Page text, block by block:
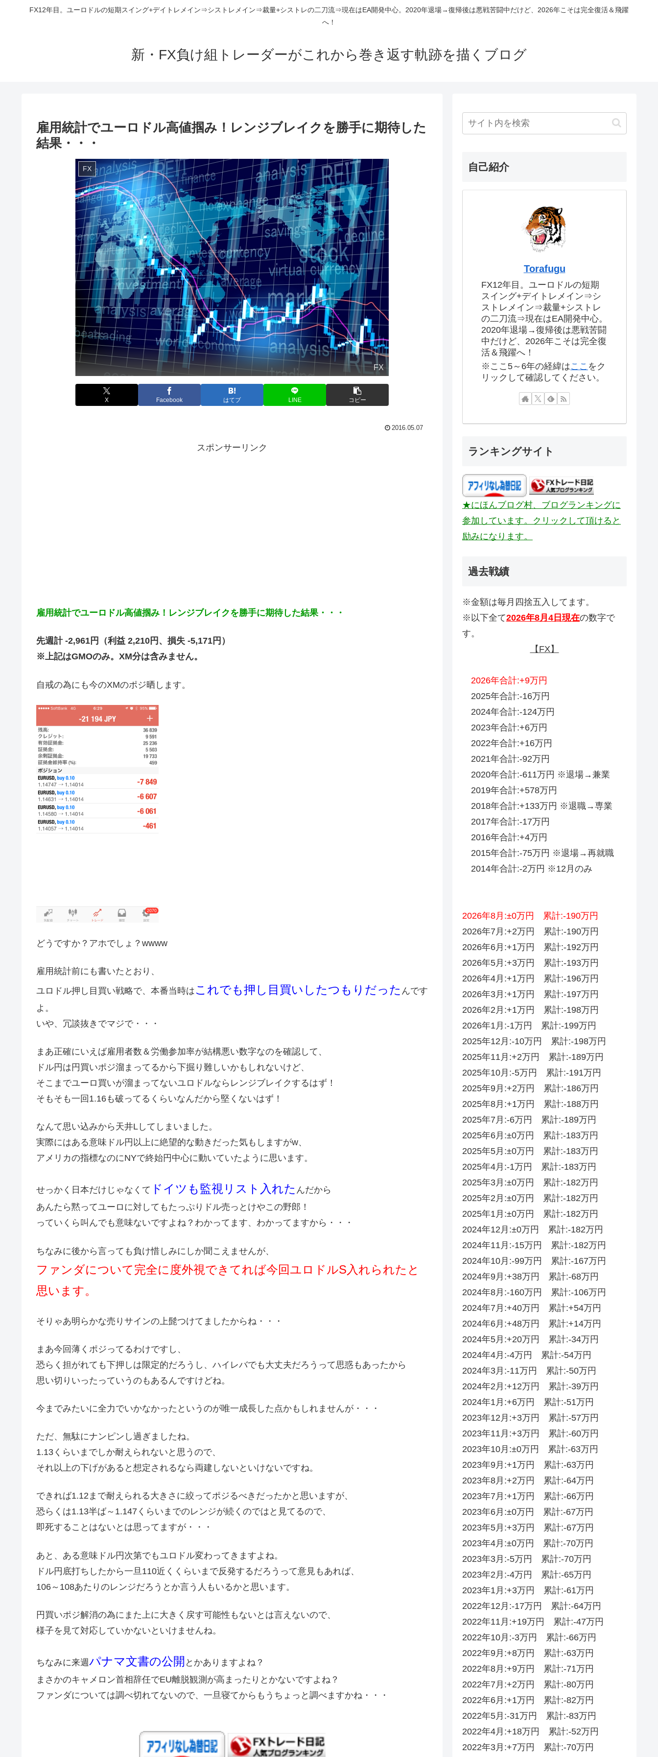
FX12年目。ユーロドルの短期スイング+デイトレメイン⇒シストレメイン⇒裁量+シストレの二刀流⇒現在はEA開発中心。2020年退場→復帰後は悪戦苦闘中だけど、2026年こそは完全復活＆飛躍
へ！
新・FX負け組トレーダーがこれから巻き返す軌跡を描くブログ
雇用統計でユーロドル高値掴み！レンジブレイクを勝手に期待した
結果・・・
FX
FX
X Facebook はてブ LINE コピー
2016.05.07
スポンサーリンク
雇用統計でユーロドル高値掴み！レンジブレイクを勝手に期待した結果・・・
先週計 -2,961円（利益 2,210円、損失 -5,171円）
※上記はGMOのみ。XM分は含みません。
自戒の為にも今のXMのポジ晒します。
どうですか？アホでしょ？wwww
雇用統計前にも書いたとおり、
ユロドル押し目買い戦略で、本番当時はこれでも押し目買いしたつもりだった んです
よ。
いや、冗談抜きでマジで・・・
まあ正確にいえば雇用者数＆労働参加率が結構悪い数字なのを確認して、
ドル円は円買いポジ溜まってるから下掘り難しいかもしれないけど、
そこまでユーロ買いが溜まってないユロドルならレンジブレイクするはず！
そもそも一回1.16も破ってるくらいなんだから堅くないはず！
なんて思い込みから天井Lしてしまいました。
実際にはある意味ドル円以上に絶望的な動きだった気もしますがw、
アメリカの指標なのにNYで終始円中心に動いていたように思います。
せっかく日本だけじゃなくて ドイツも監視‎リスト入れた んだから
あんたら黙ってユーロに対してもたっぷりドル売っとけやこの野郎！
っていくら叫んでも意味ないですよね？わかってます、わかってますから・・・
ちなみに後から言っても負け惜しみにしか聞こえませんが、
ファンダについて完全に度外視できてれば今回ユロドルS入れられたと
思います。
そりゃあ明らかな売りサインの上髭つけてましたからね・・・
まあ今回薄くポジってるわけですし、
恐らく担がれても下押しは限定的だろうし、ハイレバでも大丈夫だろうって思惑もあったから
思い切りいったっていうのもあるんですけどね。
今までみたいに全力でいかなかったというのが唯一成長した点かもしれませんが・・・
ただ、無駄にナンピンし過ぎましたね。
1.13くらいまでしか耐えられないと思うので、
それ以上の下げがあると想定されるなら両建しないといけないですね。
できれば1.12まで耐えられる大きさに絞ってポジるべきだったかと思いますが、
恐らくは1.13半ば～1.147くらいまでのレンジが続くのではと見てるので、
即死することはないとは思ってますが・・・
あと、ある意味ドル円次第でもユロドル変わってきますよね。
ドル円底打ちしたから一旦110近くくらいまで反発するだろうって意見もあれば、
106～108あたりのレンジだろうとか言う人もいるかと思います。
円買いポジ解消の為にまた上に大きく戻す可能性もないとは言えないので、
様子を見て対応していかないといけませんね。
ちなみに来週パナマ文書の公開 とかありますよね？
まさかのキャメロン首相辞任でEU離脱観測が高まったりとかないですよね？
ファンダについては調べ切れてないので、一旦寝てからもうちょっと調べますかね・・・
自己紹介
Torafugu
FX12年目。ユーロドルの短期
スイング+デイトレメイン⇒シ
ストレメイン⇒裁量+シストレ
の二刀流⇒現在はEA開発中心。
2020年退場→復帰後は悪戦苦闘
中だけど、2026年こそは完全復
活＆飛躍へ！
※ここ5～6年の経緯はここ をク
リックして確認してください。
ランキングサイト
★にほんブログ村、ブログランキングに
参加しています。クリックして頂けると
励みになります。
過去戦績
※金額は毎月四捨五入してます。
※以下全て2026年8月4日現在の数字で
す。
【FX】
2026年合計:+9万円
2025年合計:-16万円
2024年合計:-124万円
2023年合計:+6万円
2022年合計:+16万円
2021年合計:-92万円
2020年合計:-611万円 ※退場→兼業
2019年合計:+578万円
2018年合計:+133万円 ※退職→専業
2017年合計:-17万円
2016年合計:+4万円
2015年合計:-75万円 ※退場→再就職
2014年合計:-2万円 ※12月のみ
2026年8月:±0万円 累計:-190万円
2026年7月:+2万円 累計:-190万円
2026年6月:+1万円 累計:-192万円
2026年5月:+3万円 累計:-193万円
2026年4月:+1万円 累計:-196万円
2026年3月:+1万円 累計:-197万円
2026年2月:+1万円 累計:-198万円
2026年1月:-1万円 累計:-199万円
2025年12月:-10万円 累計:-198万円
2025年11月:+2万円 累計:-189万円
2025年10月:-5万円 累計:-191万円
2025年9月:+2万円 累計:-186万円
2025年8月:+1万円 累計:-188万円
2025年7月:-6万円 累計:-189万円
2025年6月:±0万円 累計:-183万円
2025年5月:±0万円 累計:-183万円
2025年4月:-1万円 累計:-183万円
2025年3月:±0万円 累計:-182万円
2025年2月:±0万円 累計:-182万円
2025年1月:±0万円 累計:-182万円
2024年12月:±0万円 累計:-182万円
2024年11月:-15万円 累計:-182万円
2024年10月:-99万円 累計:-167万円
2024年9月:+38万円 累計:-68万円
2024年8月:-160万円 累計:-106万円
2024年7月:+40万円 累計:+54万円
2024年6月:+48万円 累計:+14万円
2024年5月:+20万円 累計:-34万円
2024年4月:-4万円 累計:-54万円
2024年3月:-11万円 累計:-50万円
2024年2月:+12万円 累計:-39万円
2024年1月:+6万円 累計:-51万円
2023年12月:+3万円 累計:-57万円
2023年11月:+3万円 累計:-60万円
2023年10月:±0万円 累計:-63万円
2023年9月:+1万円 累計:-63万円
2023年8月:+2万円 累計:-64万円
2023年7月:+1万円 累計:-66万円
2023年6月:±0万円 累計:-67万円
2023年5月:+3万円 累計:-67万円
2023年4月:±0万円 累計:-70万円
2023年3月:-5万円 累計:-70万円
2023年2月:-4万円 累計:-65万円
2023年1月:+3万円 累計:-61万円
2022年12月:-17万円 累計:-64万円
2022年11月:+19万円 累計:-47万円
2022年10月:-3万円 累計:-66万円
2022年9月:+8万円 累計:-63万円
2022年8月:+9万円 累計:-71万円
2022年7月:+2万円 累計:-80万円
2022年6月:+1万円 累計:-82万円
2022年5月:-31万円 累計:-83万円
2022年4月:+18万円 累計:-52‬‬万円
2022年3月:+7万円 累計:-70‬万円